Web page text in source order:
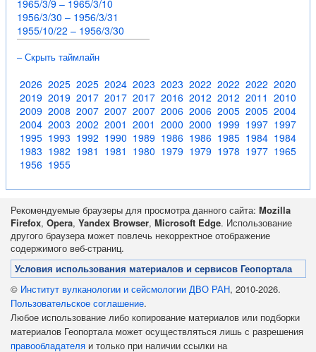
1965/3/9 – 1965/3/10
1956/3/30 – 1956/3/31
1955/10/22 – 1956/3/30
– Скрыть таймлайн
2026 2025 2025 2024 2023 2023 2022 2022 2022 2020
2019 2019 2017 2017 2017 2016 2012 2012 2011 2010
2009 2008 2007 2007 2007 2006 2006 2005 2005 2004
2004 2003 2002 2001 2001 2000 2000 1999 1997 1997
1995 1993 1992 1990 1989 1986 1986 1985 1984 1984
1983 1982 1981 1981 1980 1979 1979 1978 1977 1965
1956 1955
Рекомендуемые браузеры для просмотра данного сайта: Mozilla
Firefox, Opera, Yandex Browser, Microsoft Edge. Использование
другого браузера может повлечь некорректное отображение
содержимого веб-страниц.
Условия использования материалов и сервисов Геопортала
© Институт вулканологии и сейсмологии ДВО РАН, 2010-2026.
Пользовательское соглашение.
Любое использование либо копирование материалов или подборки
материалов Геопортала может осуществляться лишь с разрешения
правообладателя и только при наличии ссылки на